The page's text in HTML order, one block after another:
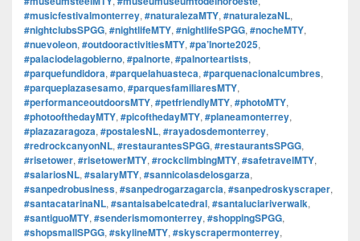
#musicfestivalmonterrey, #naturalezaMTY, #naturalezaNL,
#nightclubsSPGG, #nightlifeMTY, #nightlifeSPGG, #nocheMTY,
#nuevoleon, #outdooractivitiesMTY, #pa’lnorte2025,
#palaciodelagobierno, #palnorte, #palnorteartists,
#parquefundidora, #parquelahuasteca, #parquenacionalcumbres,
#parqueplazasesamo, #parquesfamiliaresMTY,
#performanceoutdoorsMTY, #petfriendlyMTY, #photoMTY,
#photoofthedayMTY, #picofthedayMTY, #planeamonterrey,
#plazazaragoza, #postalesNL, #rayadosdemonterrey,
#redrockcanyonNL, #restaurantesSPGG, #restaurantsSPGG,
#risetower, #risetowerMTY, #rockclimbingMTY, #safetravelMTY,
#salariosNL, #salaryMTY, #sannicolasdelosgarza,
#sanpedrobusiness, #sanpedrogarzagarcia, #sanpedroskyscraper,
#santacatarinaNL, #santaisabelcatedral, #santaluciariverwalk,
#santiguoMTY, #senderismomonterrey, #shoppingSPGG,
#shopsmallSPGG, #skylineMTY, #skyscrapermonterrey,